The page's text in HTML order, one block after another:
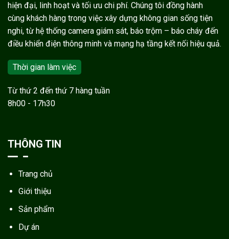
hiện đại, linh hoạt và tối ưu chi phí. Chúng tôi đồng hành
cùng khách hàng trong việc xây dựng không gian sống tiện
nghi, từ hệ thống camera giám sát, báo trộm – báo cháy đến
điều khiển điện thông minh và mạng hạ tầng kết nối hiệu quả.
Thời gian làm việc
Từ thứ 2 đến thứ 7 hàng tuần
8h00 - 17h30
THÔNG TIN
Trang chủ
Giới thiệu
Sản phẩm
Dự án